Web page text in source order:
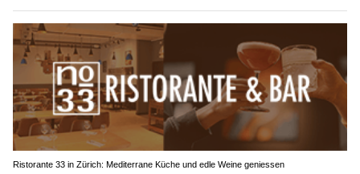
Ristorante 33 in Zürich: Mediterrane Küche und edle Weine geniessen